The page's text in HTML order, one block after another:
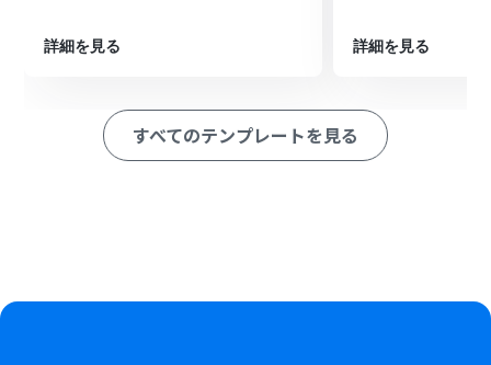
ユーザーを作成します。
同じくフォームの情報を指定のデータベースに新しいレコ
ードとして追加します。
※「トリガー」：フロー起動のきっかけとなるアクション、「オ
ームから取得した値を、氏名やメールアドレスなどの項
詳細を見る 詳細を見る
すべてのテンプレートを見る